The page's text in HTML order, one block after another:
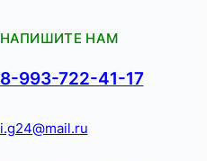
НАПИШИТЕ НАМ
8-993-722-41-17
i.g24@mail.ru